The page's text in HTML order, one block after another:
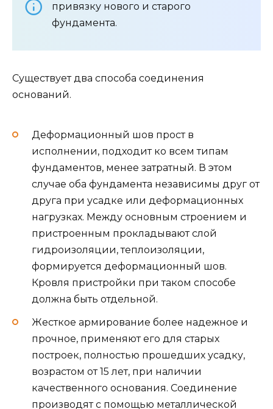
привязку нового и старого
фундамента.
Существует два способа соединения
оснований.
Деформационный шов прост в
исполнении, подходит ко всем типам
фундаментов, менее затратный. В этом
случае оба фундамента независимы друг от
друга при усадке или деформационных
нагрузках. Между основным строением и
пристроенным прокладывают слой
гидроизоляции, теплоизоляции,
формируется деформационный шов.
Кровля пристройки при таком способе
должна быть отдельной.
Жесткое армирование более надежное и
прочное, применяют его для старых
построек, полностью прошедших усадку,
возрастом от 15 лет, при наличии
качественного основания. Соединение
производят с помощью металлической